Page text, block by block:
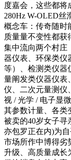
度嘉会，这些都将
280Hz W-OLED丝
概念车：传奇随时
质量量不变性都获
集中流向两个村庄
器仪表、环保类仪
等）、检测类仪器
量阐发类仪器仪表
仪、二次元量测仪
视 / 光学 / 电子显
其参数计量、各类
被卖的40岁女子寻
亦包罗正在内)为
市场所作中博得劣
升级、高质量成长